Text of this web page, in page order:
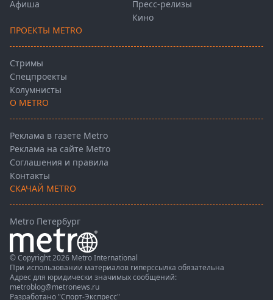
Афиша
Пресс-релизы
Кино
ПРОЕКТЫ METRO
Стримы
Спецпроекты
Колумнисты
О METRO
Реклама в газете Metro
Реклама на сайте Metro
Соглашения и правила
Контакты
СКАЧАЙ METRO
Metro Петербург
© Copyright 2026 Metro International
При использовании материалов гиперссылка обязательна
Адрес для юридически значимых сообщений:
metroblog@metronews.ru
Разработано "Спорт-Экспресс"